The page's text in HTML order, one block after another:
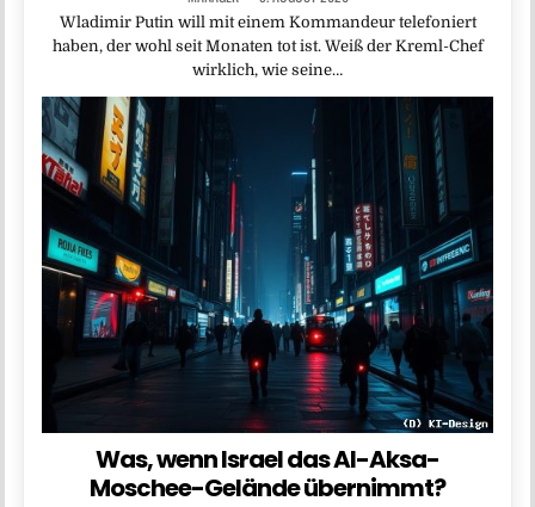
Wladimir Putin will mit einem Kommandeur telefoniert
haben, der wohl seit Monaten tot ist. Weiß der Kreml-Chef
wirklich, wie seine…
Was, wenn Israel das Al-Aksa-
Moschee-Gelände übernimmt?